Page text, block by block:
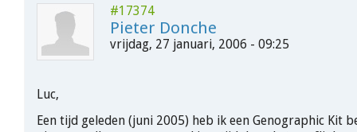
#17374
Pieter Donche
vrijdag, 27 januari, 2006 - 09:25
Luc,
Een tijd geleden (juni 2005) heb ik een Genographic Kit